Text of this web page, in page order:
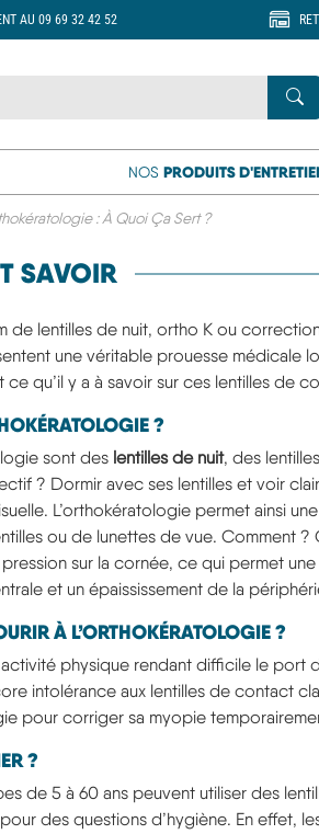
AU 09 69 32 42 52
NOS PRODUITS
: À Quoi Ça Sert ?
SAVOIR
de lentilles de nuit, ortho K ou
une véritable prouesse médicale
qu’il y a à savoir sur ces lentilles de
?
sont des lentilles de nuit, des
? Dormir avec ses lentilles et voir
L’orthokératologie permet ainsi
ou de lunettes de vue. Comment
sur la cornée, ce qui permet
et un épaississement de la
À L’ORTHOKÉRATOLOGIE ?
physique rendant difficile le port
intolérance aux lentilles de contact
pour corriger sa myopie
?
de 5 à 60 ans peuvent utiliser des
des questions d’hygiène. En effet,